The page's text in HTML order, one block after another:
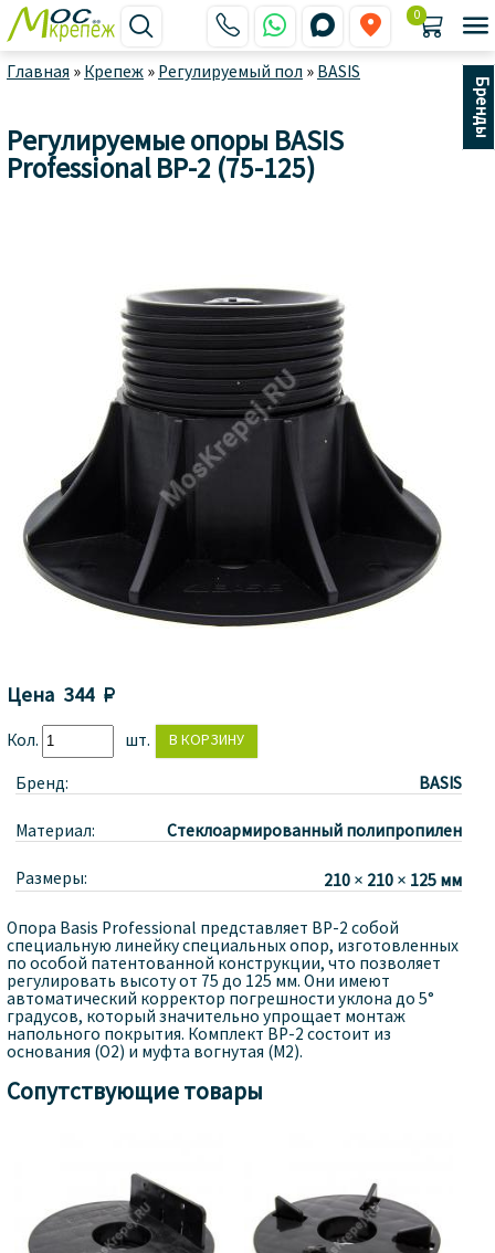
    
0 
Главная » Крепеж » Регулируемый пол » BASIS
Бренды
Регулируемые опоры BASIS
Professional BP-2 (75-125)
Цена 344 
Кол. шт.
Бренд: BASIS
Материал: Стеклоармированный полипропилен
Размеры: 210 × 210 × 125 мм
Опора Basis Professional представляет BP-2 собой
специальную линейку специальных опор, изготовленных
по особой патентованной конструкции, что позволяет
регулировать высоту от 75 до 125 мм. Они имеют
автоматический корректор погрешности уклона до 5°
градусов, который значительно упрощает монтаж
напольного покрытия. Комплект BP-2 состоит из
основания (O2) и муфта вогнутая (М2).
Сопутствующие товары